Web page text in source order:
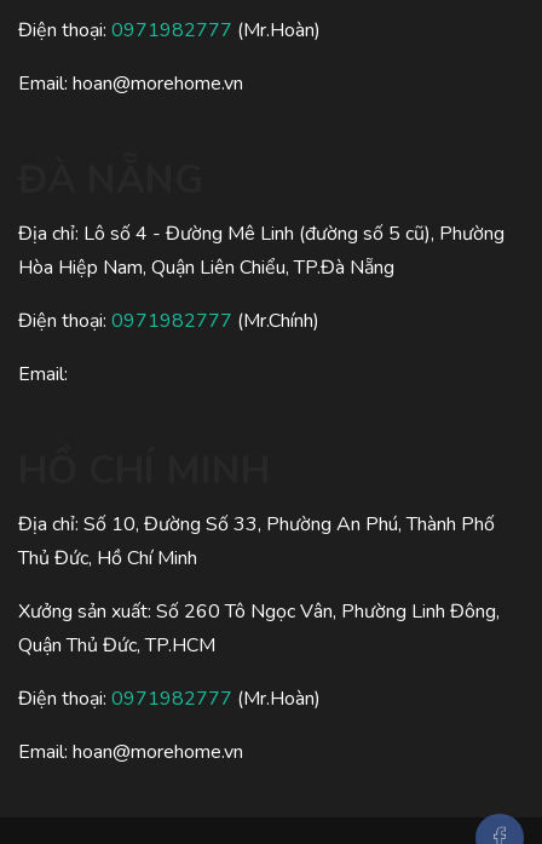
Điện thoại: 0971982777 (Mr.Hoàn)
Email: hoan@morehome.vn
Địa chỉ: Lô số 4 - Đường Mê Linh (đường số 5 cũ), Phường
Hòa Hiệp Nam, Quận Liên Chiểu, TP.Đà Nẵng
Điện thoại: 0971982777 (Mr.Chính)
Email:
Địa chỉ: Số 10, Đường Số 33, Phường An Phú, Thành Phố
Thủ Đức, Hồ Chí Minh
Xưởng sản xuất: Số 260 Tô Ngọc Vân, Phường Linh Đông,
Quận Thủ Đức, TP.HCM
Điện thoại: 0971982777 (Mr.Hoàn)
Email: hoan@morehome.vn